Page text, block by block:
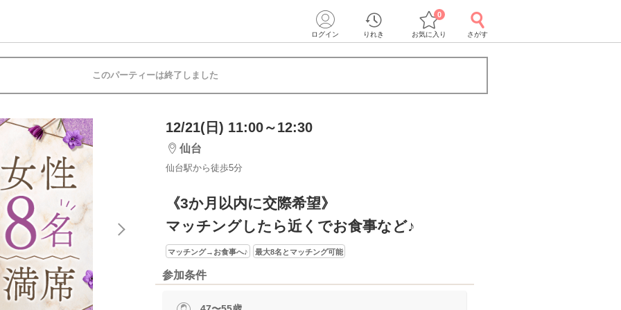
ログイン りれき お気に入り
0
さがす
このパーティーは終了しました
12/21(日) 11:00～12:30
仙台
仙台駅から徒歩5分
《3か月以内に交際希望》
マッチングしたら近くでお食事など♪
マッチング→お食事へ♪ 最大8名とマッチング可能
参加条件